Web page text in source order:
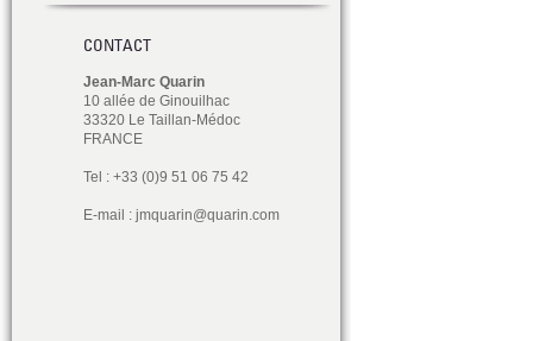
CONTACT
Jean-Marc Quarin
10 allée de Ginouilhac
33320 Le Taillan-Médoc
FRANCE
Tel : +33 (0)9 51 06 75 42
E-mail : jmquarin@quarin.com